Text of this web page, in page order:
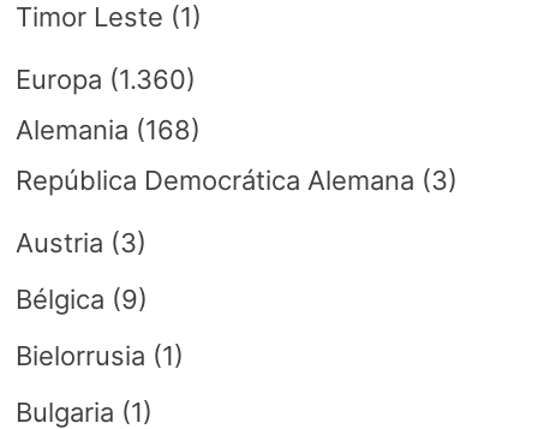
Timor Leste (1)
Europa (1.360)
Alemania (168)
República Democrática Alemana (3)
Austria (3)
Bélgica (9)
Bielorrusia (1)
Bulgaria (1)